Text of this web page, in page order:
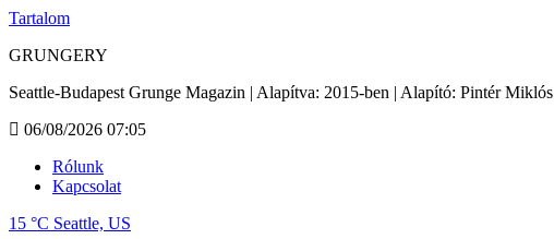
Tartalom
GRUNGERY
Seattle-Budapest Grunge Magazin | Alapítva: 2015-ben | Alapító: Pintér Miklós
06/08/2026 07:05
Rólunk
Kapcsolat
15 °C Seattle, US